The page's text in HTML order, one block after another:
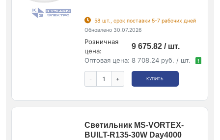
58 шт., срок поставки 5-7 рабочих дней
Обновлено 30.07.2026
Розничная
цена:
9 675.82 / шт.
Оптовая цена: 8 708.24 руб. / шт. !
- + КУПИТЬ
Светильник MS-VORTEX-
BUILT-R135-30W Day4000